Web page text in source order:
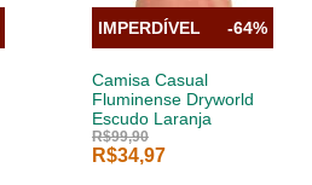
Camisa Casual
Fluminense Dryworld
Escudo Laranja
R$99,90
R$34,97
IMPERDÍVEL -64%